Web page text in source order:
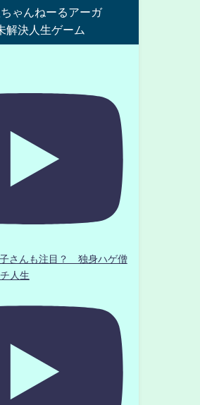
ゃんねーるアーガ
解決人生ゲーム
さんも注目？ 独身ハゲ僧
人生